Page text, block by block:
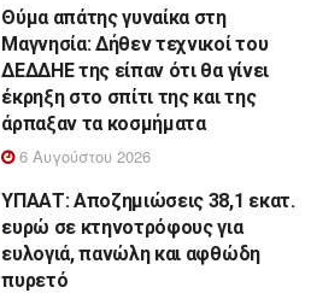
Θύμα απάτης γυναίκα στη
Μαγνησία: Δήθεν τεχνικοί του
ΔΕΔΔΗΕ της είπαν ότι θα γίνει
έκρηξη στο σπίτι της και της
άρπαξαν τα κοσμήματα
6 Αυγούστου 2026
ΥΠΑΑΤ: Αποζημιώσεις 38,1 εκατ.
ευρώ σε κτηνοτρόφους για
ευλογιά, πανώλη και αφθώδη
πυρετό